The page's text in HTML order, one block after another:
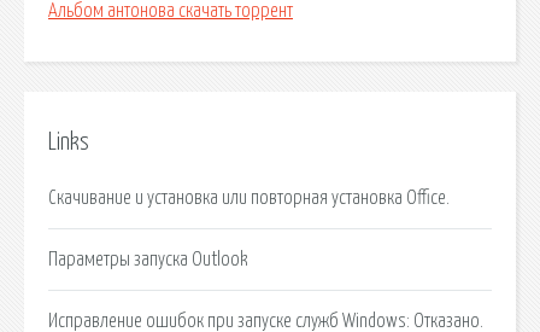
Альбом антонова скачать торрент
Links
Скачивание и установка или повторная установка Office.
Параметры запуска Outlook
Исправление ошибок при запуске служб Windows: Отказано.